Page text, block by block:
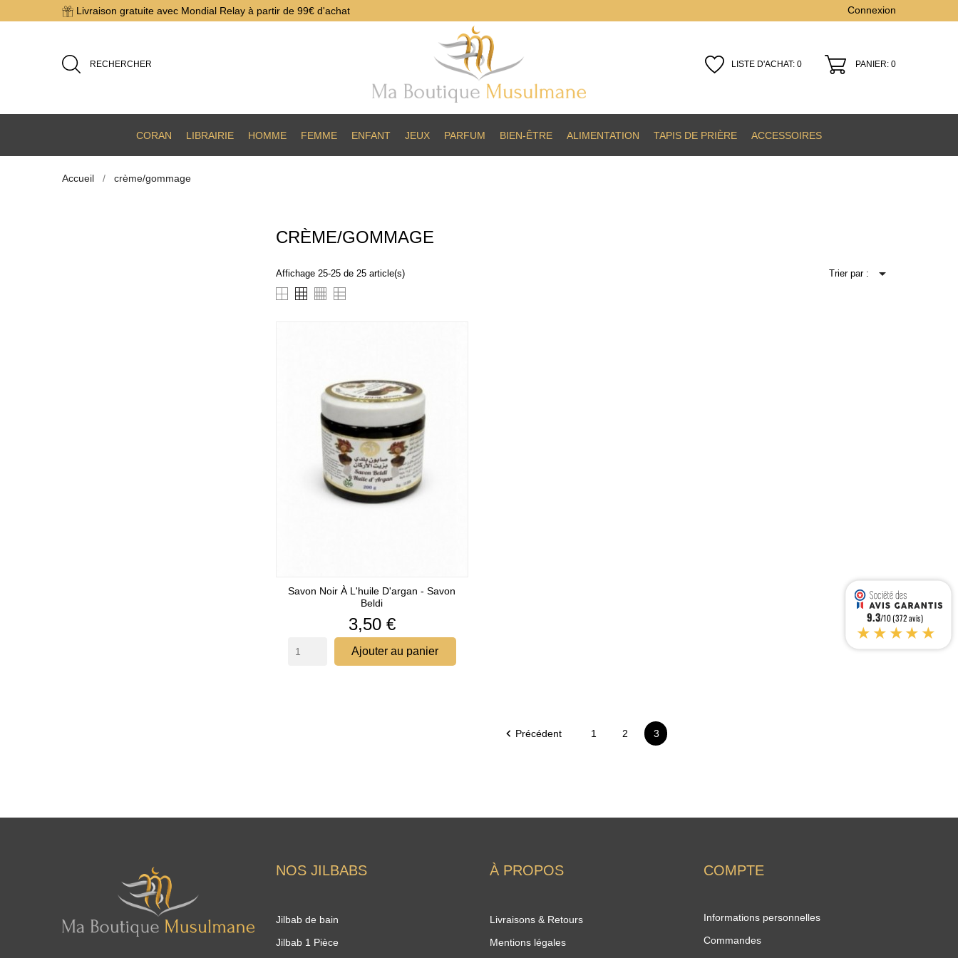
Livraison gratuite avec Mondial Relay à partir de 99€ d'achat Connexion
RECHERCHER LISTE D'ACHAT: 0 PANIER: 0
CORAN LIBRAIRIE HOMME FEMME ENFANT JEUX PARFUM BIEN-ÊTRE ALIMENTATION TAPIS DE PRIÈRE ACCESSOIRES
Accueil crème/gommage
CRÈME/GOMMAGE
Affichage 25-25 de 25 article(s) Trier par : 
Savon Noir À L'huile D'argan - Savon
Beldi
Prix
3,50 €
Ajouter au panier
 Précédent 1 2 3
NOS JILBABS
Jilbab de bain
Jilbab 1 Pièce
À PROPOS
Livraisons & Retours
Mentions légales
COMPTE
Informations personnelles
Commandes
9.3/10 (372 avis)
★★★★★